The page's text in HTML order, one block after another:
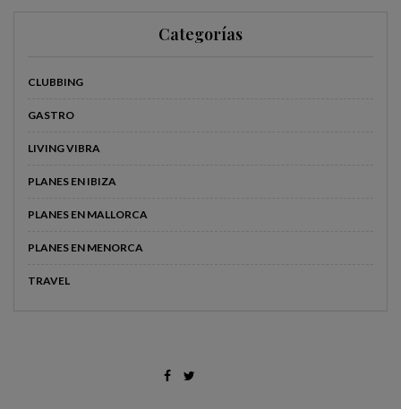
Categorías
CLUBBING
GASTRO
LIVING VIBRA
PLANES EN IBIZA
PLANES EN MALLORCA
PLANES EN MENORCA
TRAVEL